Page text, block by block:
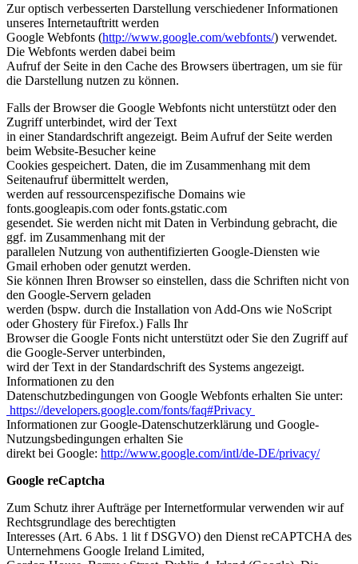
Zur optisch verbesserten Darstellung verschiedener Informationen
unseres Internetauftritt werden
Google Webfonts (http://www.google.com/webfonts/) verwendet.
Die Webfonts werden dabei beim
Aufruf der Seite in den Cache des Browsers übertragen, um sie für
die Darstellung nutzen zu können.
Falls der Browser die Google Webfonts nicht unterstützt oder den
Zugriff unterbindet, wird der Text
in einer Standardschrift angezeigt. Beim Aufruf der Seite werden
beim Website-Besucher keine
Cookies gespeichert. Daten, die im Zusammenhang mit dem
Seitenaufruf übermittelt werden,
werden auf ressourcenspezifische Domains wie
fonts.googleapis.com oder fonts.gstatic.com
gesendet. Sie werden nicht mit Daten in Verbindung gebracht, die
ggf. im Zusammenhang mit der
parallelen Nutzung von authentifizierten Google-Diensten wie
Gmail erhoben oder genutzt werden.
Sie können Ihren Browser so einstellen, dass die Schriften nicht von
den Google-Servern geladen
werden (bspw. durch die Installation von Add-Ons wie NoScript
oder Ghostery für Firefox.) Falls Ihr
Browser die Google Fonts nicht unterstützt oder Sie den Zugriff auf
die Google-Server unterbinden,
wird der Text in der Standardschrift des Systems angezeigt.
Informationen zu den
Datenschutzbedingungen von Google Webfonts erhalten Sie unter:
https://developers.google.com/fonts/faq#Privacy
Informationen zur Google-Datenschutzerklärung und Google-
Nutzungsbedingungen erhalten Sie
direkt bei Google: http://www.google.com/intl/de-DE/privacy/
Google reCaptcha
Zum Schutz ihrer Aufträge per Internetformular verwenden wir auf
Rechtsgrundlage des berechtigten
Interesses (Art. 6 Abs. 1 lit f DSGVO) den Dienst reCAPTCHA des
Unternehmens Google Ireland Limited,